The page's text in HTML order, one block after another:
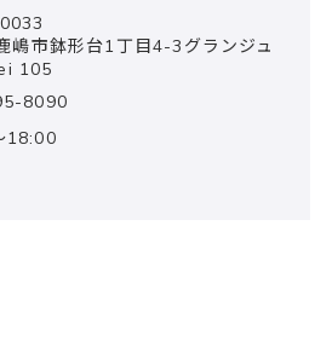
嶋市鉢形台1丁目4-3グランジュ
105
8090
18:00